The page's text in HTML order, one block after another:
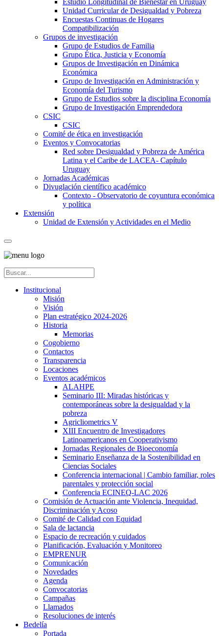
Unidad Curricular de Desigualdad y Pobreza
Encuestas Continuas de Hogares
Compatibilización
Grupos de investigación
Grupo de Estudios de Familia
Grupo Ética, Justicia y Economía
Grupos de Investigación en Dinámica
Económica
Grupo de Investigación en Administración y
Economía del Turismo
Grupo de Estudios sobre la disciplina Economía
Grupo de Investigación Emprendedora
CSIC
CSIC
Comité de ética en investigación
Eventos y Convocatorias
Red sobre Desigualdad y Pobreza de América
Latina y el Caribe de LACEA- Capítulo
Uruguay
Jornadas Académicas
Divuglación científico académico
Contexto - Observatorio de coyuntura económica
y política
Extensión
Unidad de Extensión y Actividades en el Medio
Institucional
Misión
Visión
Plan estratégico 2024-2026
Historia
Memorias
Cogobierno
Contactos
Transparencia
Locaciones
Eventos académicos
ALAHPE
Seminario III: Miradas históricas y
contemporáneas sobre la desigualdad y la
pobreza
Agricliometrics V
XIII Encuentro de Investigadores
Latinoamericanos en Cooperativismo
Jornadas Regionales de Bioeconomía
Seminario Enseñanza de la Sostenibilidad en
Ciencias Sociales
Conferencia internacional | Cambio familiar, roles
parentales y protección social
Conferencia ECINEQ-LAC 2026
Comisión de Actuación ante Violencia, Inequidad,
Discriminación y Acoso
Comité de Calidad con Equidad
Sala de lactancia
Espacio de recreación y cuidados
Planificación, Evaluación y Monitoreo
EMPRENUR
Comunicación
Novedades
Agenda
Convocatorias
Campañas
Llamados
Resoluciones de interés
Bedelía
Portada